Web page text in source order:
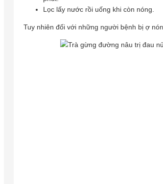
Lọc lấy nước rồi uống khi còn nóng.
Tuy nhiên đối với những người bệnh bị ợ